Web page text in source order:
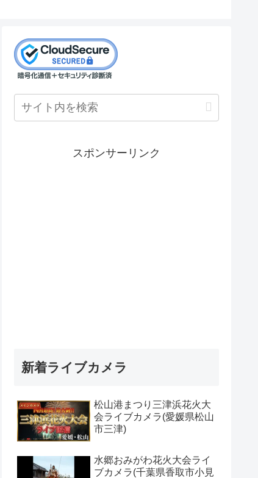
スポンサーリンク
新着ライブカメラ
松山港まつり三津浜花火大
会ライブカメラ(愛媛県松山
市三津)
水郷おみがわ花火大会ライ
ブカメラ(千葉県香取市小見